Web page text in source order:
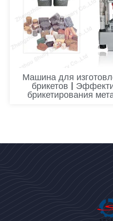
Машина для
брикетов |
брикетирования